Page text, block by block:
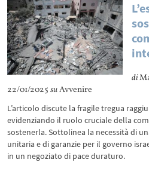
di
22/01/2025suAvvenire
L’articolo discute la fragile tregua
evidenziando il ruolo cruciale della
sostenerla. Sottolinea la necessità di
unitaria e di garanzie per il governo
in un negoziato di pace duraturo.